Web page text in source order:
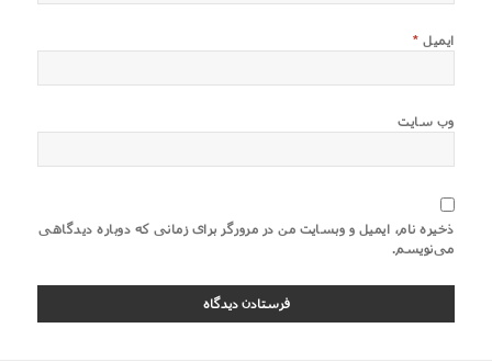
ایمیل *
وب‌ سایت
ذخیره نام، ایمیل و وبسایت من در مرورگر برای زمانی که دوباره دیدگاهی
می‌نویسم.